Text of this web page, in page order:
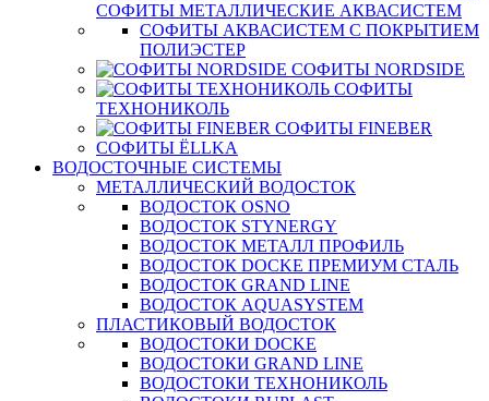
СОФИТЫ МЕТАЛЛИЧЕСКИЕ АКВАСИСТЕМ
СОФИТЫ АКВАСИСТЕМ С ПОКРЫТИЕМ
ПОЛИЭСТЕР
СОФИТЫ NORDSIDE
СОФИТЫ
ТЕХНОНИКОЛЬ
СОФИТЫ FINEBER
СОФИТЫ ЁLLKA
ВОДОСТОЧНЫЕ СИСТЕМЫ
МЕТАЛЛИЧЕСКИЙ ВОДОСТОК
ВОДОСТОК OSNO
ВОДОСТОК STYNERGY
ВОДОСТОК МЕТАЛЛ ПРОФИЛЬ
ВОДОСТОК DOCKE ПРЕМИУМ СТАЛЬ
ВОДОСТОК GRAND LINE
ВОДОСТОК AQUASYSTEM
ПЛАСТИКОВЫЙ ВОДОСТОК
ВОДОСТОКИ DOCKE
ВОДОСТОКИ GRAND LINE
ВОДОСТОКИ ТЕХНОНИКОЛЬ